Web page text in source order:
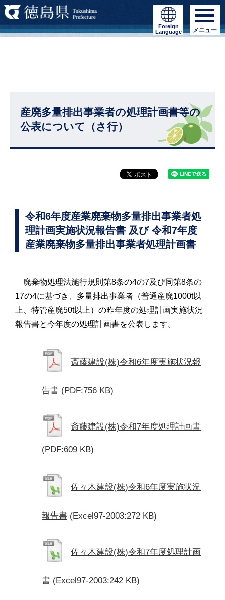
Foreign
Language
メニュー
産廃多量排出事業者の処理計画書等の
公表について（さ行）
令和6年度産業廃棄物多量排出事業者処
理計画実施状況報告書 及び 令和7年度
産業廃棄物多量排出事業者処理計画書
廃棄物処理法施行規則第8条の4の7及び同第8条の
17の4に基づき、多量排出事業者（普通産廃1000t以
上、特管産廃50t以上）の昨年度の処理計画実施状況
報告書と今年度の処理計画書を公表します。
斎藤建設(株)令和6年度実施状況報
告書 (PDF:756 KB)
斎藤建設(株)令和7年度処理計画書
(PDF:609 KB)
佐々木建設(株)令和6年度実施状況
報告書 (Excel97-2003:272 KB)
佐々木建設(株)令和7年度処理計画
書 (Excel97-2003:242 KB)